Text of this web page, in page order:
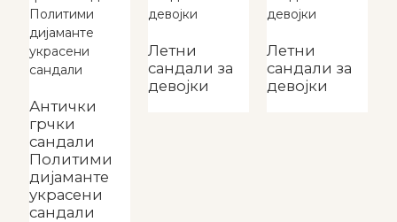
Антички
грчки
сандали
Политими
дијаманте
украсени
сандали
Летни
сандали за
девојки
Летни
сандали за
девојки